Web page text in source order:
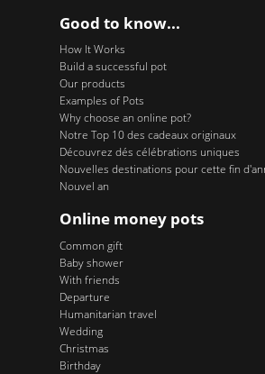
Good to know...
How It Works
Build a successful pot
Our products
Examples of Pots
Why choose an online pot?
Notre Top 10 des cadeaux originaux
Découvrez dés célébrations uniques
Nouvelles destinations pour cette fin
Nouvel an
Online money pots
Common gift
Baby shower
With friends
Departure
Humanitarian travel
Wedding
Christmas
Birthday